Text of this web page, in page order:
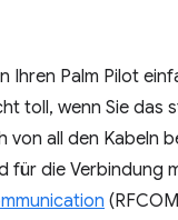
Palm Pilot
toll, wenn Sie
von all den Kabeln
die Verbindung